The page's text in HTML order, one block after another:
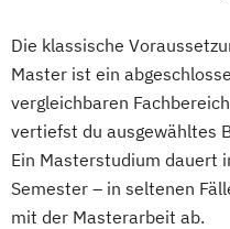
Die klassische
Master ist ein
vergleichbaren
vertiefst du ausgewähltes
Ein Masterstudium dauert
Semester – in seltenen
mit der Masterarbeit ab.